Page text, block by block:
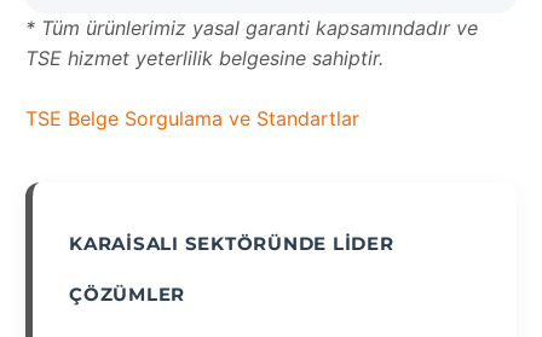
* Tüm ürünlerimiz yasal garanti kapsamındadır ve
TSE hizmet yeterlilik belgesine sahiptir.
TSE Belge Sorgulama ve Standartlar
KARAISALI SEKTÖRÜNDE LIDER
ÇÖZÜMLER